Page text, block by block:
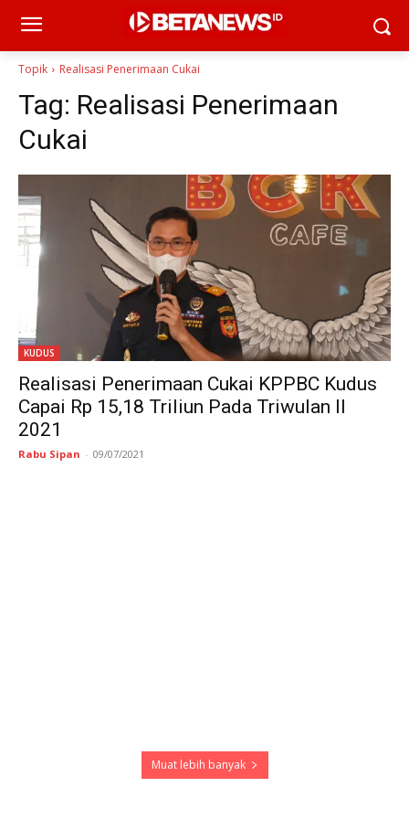
Topik Realisasi Penerimaan Cukai
Tag: Realisasi Penerimaan
Cukai
KUDUS
Realisasi Penerimaan Cukai KPPBC Kudus
Capai Rp 15,18 Triliun Pada Triwulan II
2021
Rabu Sipan - 09/07/2021
Muat lebih banyak